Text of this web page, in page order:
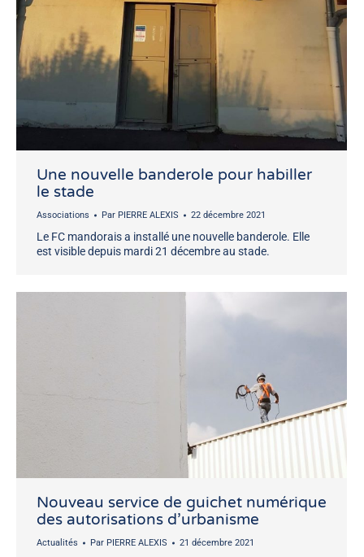
Une nouvelle banderole pour habiller
le stade
Associations Par PIERRE ALEXIS 22 décembre 2021
Le FC mandorais a installé une nouvelle banderole. Elle
est visible depuis mardi 21 décembre au stade.
Nouveau service de guichet numérique
des autorisations d’urbanisme
Actualités Par PIERRE ALEXIS 21 décembre 2021